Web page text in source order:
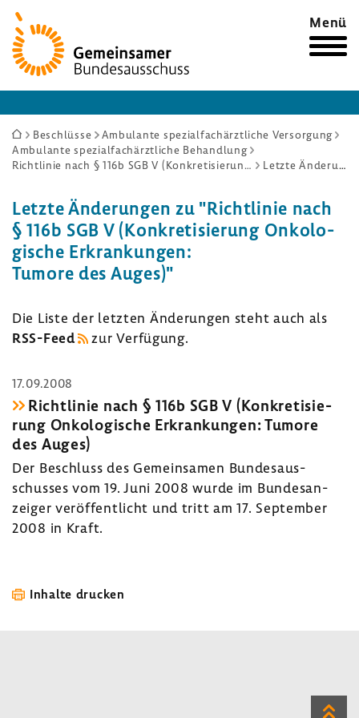
Zur
Startseite
Menü
Sie
sind
Beschlüsse
Ambulante spezialfachärztliche Versorgung
Ambulante spezialfachärztliche Behandlung
Richtlinie nach § 116b SGB V (Konkretisierung Onkologische Erkrankungen: Tumore des Auges)
Letzte Änderungen
Letzte Ände­rungen zu "Richt­linie nach
§ 116b SGB V (Konkre­ti­sie­rung Onko­lo­
gi­sche Erkran­kungen:
Tumore des Auges)"
Die Liste der letzten Ände­rungen steht auch als
RSS-​Feed
zur Verfü­gung.
17.09.2008
Richt­linie nach § 116b SGB V (Konkre­ti­sie­
rung Onko­lo­gi­sche Erkran­kungen: Tumore
des Auges)
Der Beschluss des Gemein­samen Bundes­aus­
schusses vom 19. Juni 2008 wurde im Bundes­an­
zeiger veröf­fent­licht und tritt am 17. September
2008 in Kraft.
Inhalte drucken
Zum